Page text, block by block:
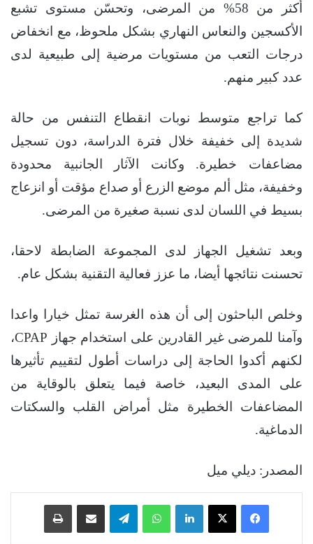
أكثر من 58% من المرضى، وتحسّن مستوى تشبع
الأكسجين والنعاس النهاري بشكل ملحوظ، مع انخفاض
درجات التعب من مستويات مرضية إلى طبيعية لدى
عدد كبير منهم.
كما تراجع متوسط نوبات انقطاع التنفس من حالة
شديدة إلى خفيفة خلال فترة الدراسة، دون تسجيل
مضاعفات خطيرة. وكانت الآثار الجانبية محدودة
وخفيفة، مثل ألم موضع الزرع أو صداع مؤقت أو انزعاج
بسيط في اللسان لدى نسبة صغيرة من المرضى.
وبعد تشغيل الجهاز لدى المجموعة الضابطة لاحقا،
تحسنت نتائجها أيضا، ما عزز فعالية التقنية بشكل عام.
وخلص الباحثون إلى أن هذه الغرسة تمثل خيارا واعدا
وآمنا للمرضى غير القادرين على استخدام جهاز CPAP،
لكنهم أكدوا الحاجة إلى دراسات أطول لتقييم تأثيرها
على المدى البعيد، خاصة فيما يتعلق بالوقاية من
المضاعفات الخطيرة مثل أمراض القلب والسكتات
الدماغية.
المصدر: ديلي ميل
فيسبوك ‫X لينكدإن واتساب تيلقرام